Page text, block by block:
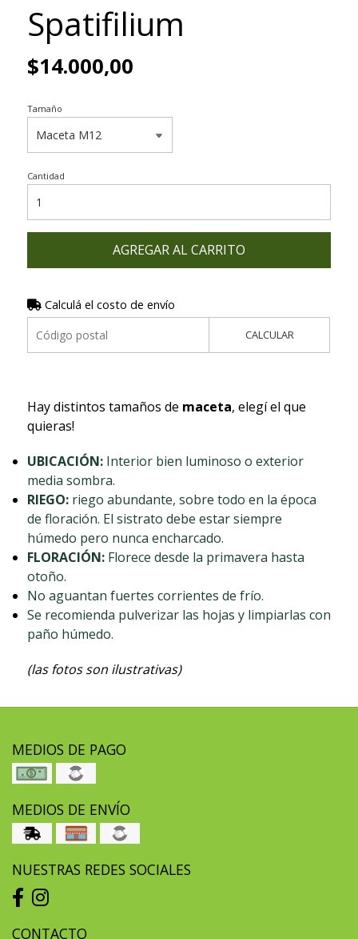
Spatifilium
$14.000,00
Tamaño
Cantidad
AGREGAR AL CARRITO
Calculá el costo de envío
CALCULAR
Hay distintos tamaños de maceta, elegí el que
quieras!
UBICACIÓN:Interior bien luminoso o exterior
media sombra.
RIEGO:riego abundante, sobre todo en la época
de floración. El sistrato debe estar siempre
húmedo pero nunca encharcado.
FLORACIÓN:Florece desde la primavera hasta
otoño.
No aguantan fuertes corrientes de frío.
Se recomienda pulverizar las hojas y limpiarlas con
paño húmedo.
(las fotos son ilustrativas)
MEDIOS DE PAGO
MEDIOS DE ENVÍO
NUESTRAS REDES SOCIALES
CONTACTO